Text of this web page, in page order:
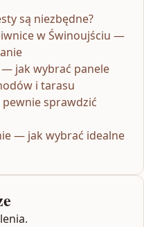
są niezbędne?
w Świnoujściu —
jak wybrać panele
i tarasu
sprawdzić
— jak wybrać idealne